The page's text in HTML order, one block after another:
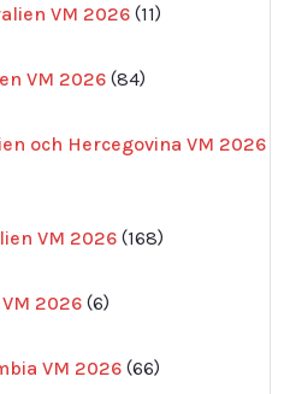
VM 2026 11
produkter
VM 2026 84
produkter
och Hercegovina VM 2026
VM 2026 168
produkter
2026 6
produkter
VM 2026 66
produkter